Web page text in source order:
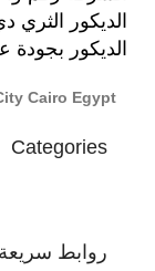
الديكور
الديكور بجودة
Cairo Egypt
Categories
روابط سريعة